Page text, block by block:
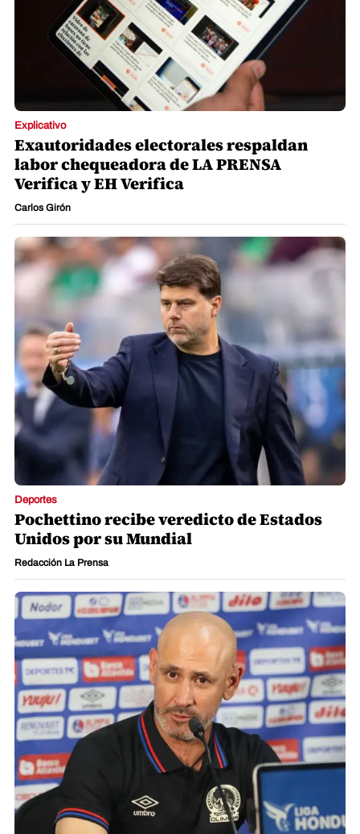
Explicativo
Exautoridades electorales respaldan
labor chequeadora de LA PRENSA
Verifica y EH Verifica
Carlos Girón
Deportes
Pochettino recibe veredicto de Estados
Unidos por su Mundial
Redacción La Prensa